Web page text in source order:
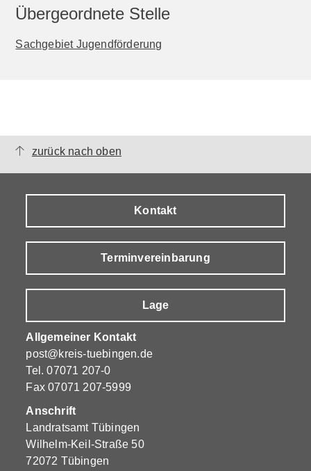
Übergeordnete Stelle
Sachgebiet Jugendförderung
zurück nach oben
Kontakt
Terminvereinbarung
Lage
Allgemeiner Kontakt
post@kreis-tuebingen.de
Tel.07071 207-0
Fax 07071 207-5999
Anschrift
Landratsamt Tübingen
Wilhelm-Keil-Straße 50
72072 Tübingen